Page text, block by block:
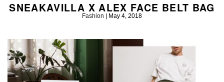
SNEAKAVILLA X ALEX FACE BELT BAG
Fashion May 4, 2018